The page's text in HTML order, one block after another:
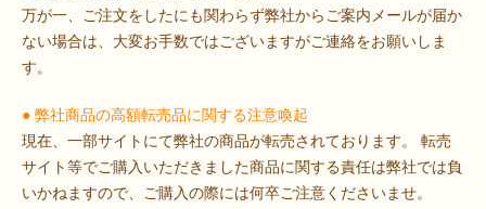
万が一、ご注文をしたにも関わらず弊社からご案内メールが届か
ない場合は、大変お手数ではございますがご連絡をお願いしま
す。
● 弊社商品の高額転売品に関する注意喚起
現在、一部サイトにて弊社の商品が転売されております。 転売
サイト等でご購入いただきました商品に関する責任は弊社では負
いかねますので、ご購入の際には何卒ご注意くださいませ。